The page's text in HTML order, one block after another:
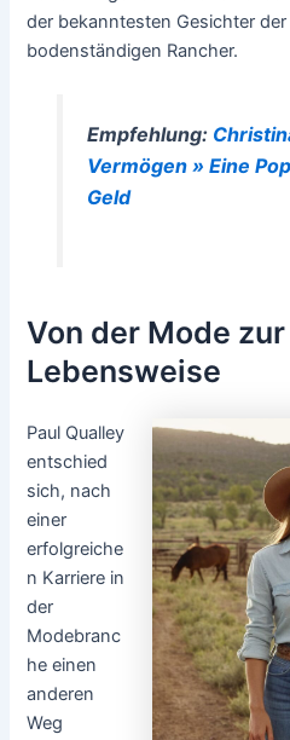
der bekanntesten Gesichter
bodenständigen Rancher.
Empfehlung:
Vermögen » Eine
Geld
Von der Mode
Lebensweise
Paul Qualley
entschied
sich, nach
einer
erfolgreiche
n Karriere in
der
Modebranc
he einen
anderen
Weg